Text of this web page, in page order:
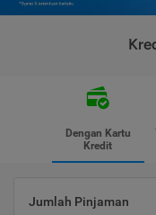
Dengan Kartu
Kredit
Jumlah Pinjaman